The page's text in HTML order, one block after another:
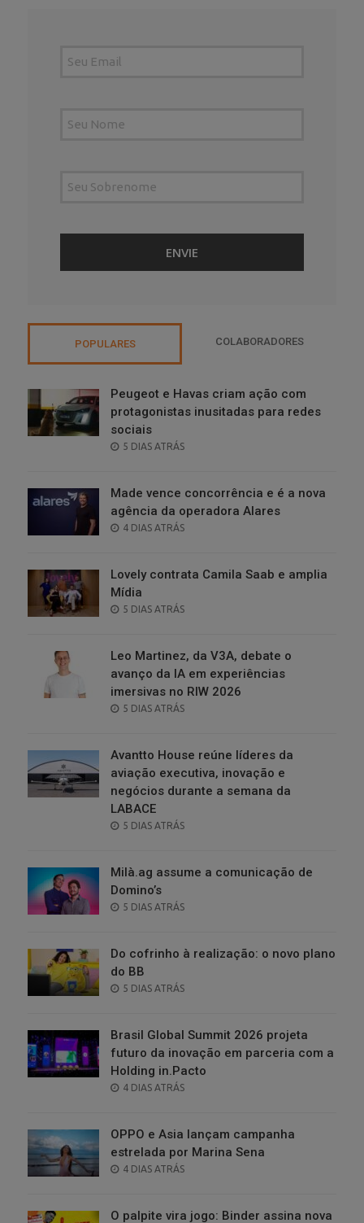
POPULARES COLABORADORES
Peugeot e Havas criam ação com
protagonistas inusitadas para redes
sociais
POSTED
5 DIAS ATRÁS
Made vence concorrência e é a nova
agência da operadora Alares
POSTED
4 DIAS ATRÁS
Lovely contrata Camila Saab e amplia
Mídia
POSTED
5 DIAS ATRÁS
Leo Martinez, da V3A, debate o
avanço da IA em experiências
imersivas no RIW 2026
POSTED
5 DIAS ATRÁS
Avantto House reúne líderes da
aviação executiva, inovação e
negócios durante a semana da
LABACE
POSTED
5 DIAS ATRÁS
Milà.ag assume a comunicação de
Domino’s
POSTED
5 DIAS ATRÁS
Do cofrinho à realização: o novo plano
do BB
POSTED
5 DIAS ATRÁS
Brasil Global Summit 2026 projeta
futuro da inovação em parceria com a
Holding in.Pacto
POSTED
4 DIAS ATRÁS
OPPO e Asia lançam campanha
estrelada por Marina Sena
POSTED
4 DIAS ATRÁS
O palpite vira jogo: Binder assina nova